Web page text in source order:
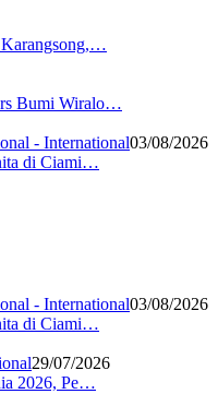
Karangsong,…
Bumi Wiralo…
- International03/08/2026
di Ciami…
- International03/08/2026
di Ciami…
29/07/2026
2026, Pe…